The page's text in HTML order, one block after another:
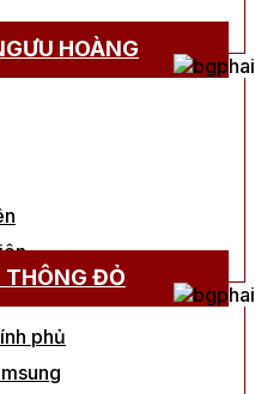
HOÀNG
THÔNG ĐỎ
phủ